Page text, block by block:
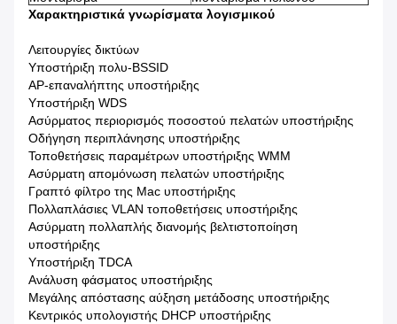
Χαρακτηριστικά γνωρίσματα λογισμικού
Λειτουργίες δικτύων
Υποστήριξη πολυ-BSSID
AP-επαναλήπτης υποστήριξης
Υποστήριξη WDS
Ασύρματος περιορισμός ποσοστού πελατών υποστήριξης
Οδήγηση περιπλάνησης υποστήριξης
Τοποθετήσεις παραμέτρων υποστήριξης WMM
Ασύρματη απομόνωση πελατών υποστήριξης
Γραπτό φίλτρο της Mac υποστήριξης
Πολλαπλάσιες VLAN τοποθετήσεις υποστήριξης
Ασύρματη πολλαπλής διανομής βελτιστοποίηση
υποστήριξης
Υποστήριξη TDCA
Ανάλυση φάσματος υποστήριξης
Μεγάλης απόστασης αύξηση μετάδοσης υποστήριξης
Κεντρικός υπολογιστής DHCP υποστήριξης